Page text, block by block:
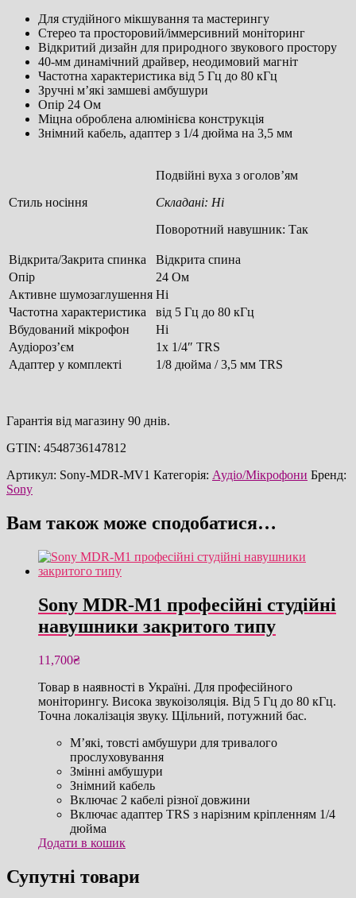
Для студійного мікшування та мастерингу
Стерео та просторовий/іммерсивний моніторинг
Відкритий дизайн для природного звукового простору
40-мм динамічний драйвер, неодимовий магніт
Частотна характеристика від 5 Гц до 80 кГц
Зручні м’які замшеві амбушури
Опір 24 Ом
Міцна оброблена алюмінієва конструкція
Знімний кабель, адаптер з 1/4 дюйма на 3,5 мм
Стиль носіння
Подвійні вуха з оголов’ям
Складані: Ні
Поворотний навушник: Так
Відкрита/Закрита спинка
Відкрита спина
Опір
24 Ом
Активне шумозаглушення Ні
Частотна характеристика
від 5 Гц до 80 кГц
Вбудований мікрофон
Ні
Аудіороз’єм
1x 1/4″ TRS
Адаптер у комплекті
1/8 дюйма / 3,5 мм TRS
Гарантія від магазину 90 днів.
GTIN: 4548736147812
Артикул: Sony-MDR-MV1 Категорія: Аудіо/Мікрофони Бренд:
Sony
Вам також може сподобатися…
Sony MDR-M1 професійні студійні
навушники закритого типу
11,700₴
Товар в наявності в Україні. Для професійного
моніторингу. Висока звукоізоляція. Від 5 Гц до 80 кГц.
Точна локалізація звуку. Щільний, потужний бас.
М’які, товсті амбушури для тривалого
прослуховування
Змінні амбушури
Знімний кабель
Включає 2 кабелі різної довжини
Включає адаптер TRS з нарізним кріпленням 1/4
дюйма
Додати в кошик
Супутні товари